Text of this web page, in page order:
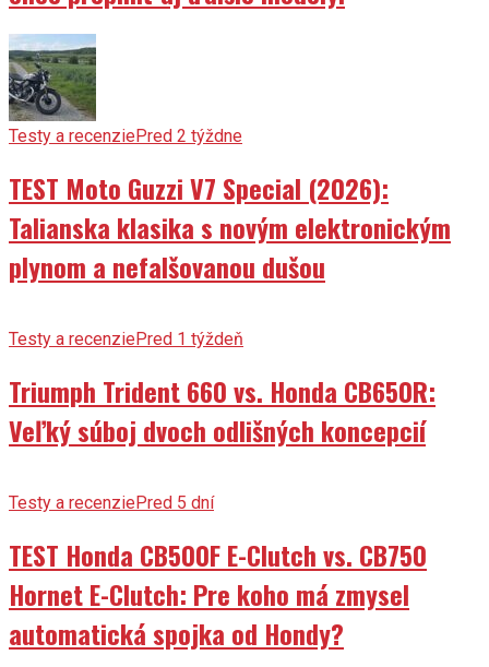
Testy a recenziePred 2 týždne
TEST Moto Guzzi V7 Special (2026):
Talianska klasika s novým elektronickým
plynom a nefalšovanou dušou
Testy a recenziePred 1 týždeň
Triumph Trident 660 vs. Honda CB650R:
Veľký súboj dvoch odlišných koncepcií
Testy a recenziePred 5 dní
TEST Honda CB500F E-Clutch vs. CB750
Hornet E-Clutch: Pre koho má zmysel
automatická spojka od Hondy?